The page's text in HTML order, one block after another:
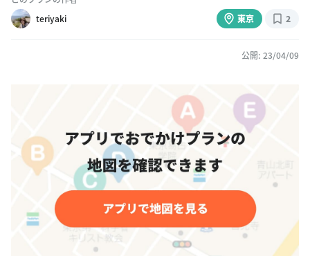
teriyaki
東京 2
公開: 23/04/09